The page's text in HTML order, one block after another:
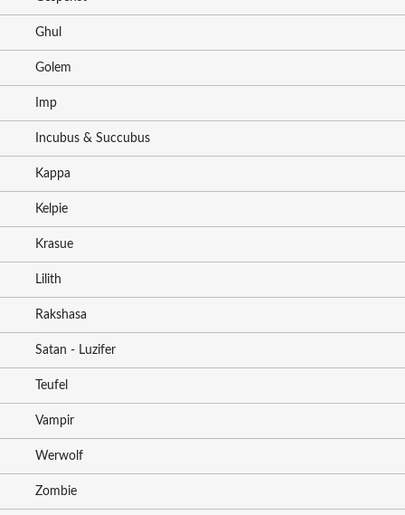
Ghul
Golem
Imp
Incubus & Succubus
Kappa
Kelpie
Krasue
Lilith
Rakshasa
Satan - Luzifer
Teufel
Vampir
Werwolf
Zombie